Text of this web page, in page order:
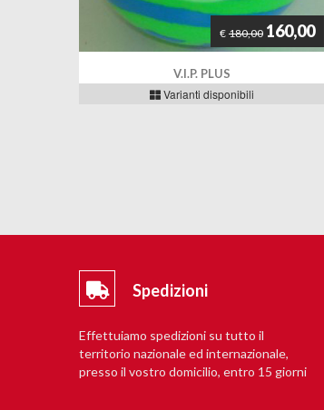
€ 180,00 160,00
V.I.P. PLUS
Varianti disponibili
Spedizioni
Effettuiamo spedizioni su tutto il
territorio nazionale ed internazionale,
presso il vostro domicilio, entro 15 giorni